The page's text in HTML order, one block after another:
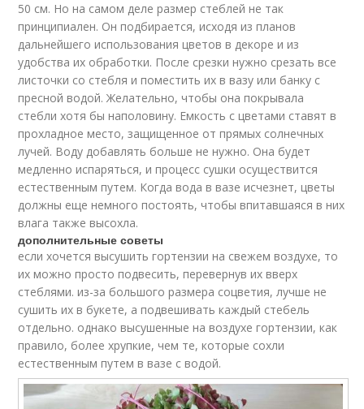
50 см. Но на самом деле размер стеблей не так
принципиален. Он подбирается, исходя из планов
дальнейшего использования цветов в декоре и из
удобства их обработки. После срезки нужно срезать все
листочки со стебля и поместить их в вазу или банку с
пресной водой. Желательно, чтобы она покрывала
стебли хотя бы наполовину. Емкость с цветами ставят в
прохладное место, защищенное от прямых солнечных
лучей. Воду добавлять больше не нужно. Она будет
медленно испаряться, и процесс сушки осуществится
естественным путем. Когда вода в вазе исчезнет, цветы
должны еще немного постоять, чтобы впитавшаяся в них
влага также высохла.
дополнительные советы
если хочется высушить гортензии на свежем воздухе, то
их можно просто подвесить, перевернув их вверх
стеблями. из-за большого размера соцветия, лучше не
сушить их в букете, а подвешивать каждый стебель
отдельно. однако высушенные на воздухе гортензии, как
правило, более хрупкие, чем те, которые сохли
естественным путем в вазе с водой.